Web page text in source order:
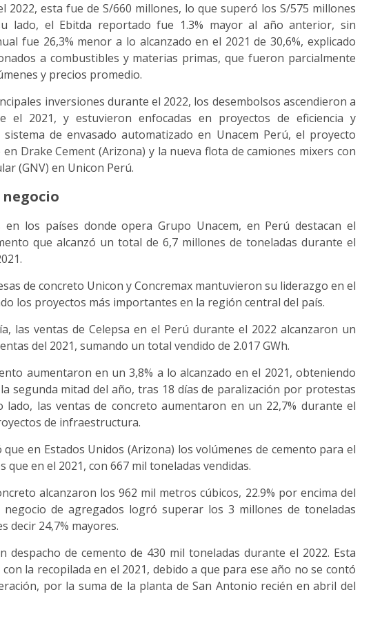
2022, esta fue de S/660 millones, lo que superó los S/575 millones
lado, el Ebitda reportado fue 1.3% mayor al año anterior, sin
fue 26,3% menor a lo alcanzado en el 2021 de 30,6%, explicado
a combustibles y materias primas, que fueron parcialmente
y precios promedio.
inversiones durante el 2022, los desembolsos ascendieron a
el 2021, y estuvieron enfocadas en proyectos de eficiencia y
de envasado automatizado en Unacem Perú, el proyecto
Drake Cement (Arizona) y la nueva flota de camiones mixers con
(GNV) en Unicon Perú.
los países donde opera Grupo Unacem, en Perú destacan el
que alcanzó un total de 6,7 millones de toneladas durante el
de concreto Unicon y Concremax mantuvieron su liderazgo en el
los proyectos más importantes en la región central del país.
las ventas de Celepsa en el Perú durante el 2022 alcanzaron un
del 2021, sumando un total vendido de 2.017 GWh.
aumentaron en un 3,8% a lo alcanzado en el 2021, obteniendo
segunda mitad del año, tras 18 días de paralización por protestas
lado, las ventas de concreto aumentaron en un 22,7% durante el
de infraestructura.
en Estados Unidos (Arizona) los volúmenes de cemento para el
que en el 2021, con 667 mil toneladas vendidas.
alcanzaron los 962 mil metros cúbicos, 22.9% por encima del
de agregados logró superar los 3 millones de toneladas
decir 24,7% mayores.
despacho de cemento de 430 mil toneladas durante el 2022. Esta
la recopilada en el 2021, debido a que para ese año no se contó
por la suma de la planta de San Antonio recién en abril del